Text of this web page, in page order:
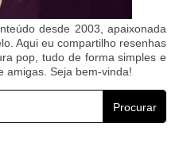
desde 2003, apaixonada
Aqui eu compartilho resenhas
pop, tudo de forma simples e
Seja bem-vinda!
Procurar